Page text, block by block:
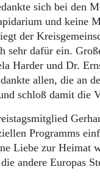
sich bei den
und keine
der
sehr dafür ein.
Harder und Dr.
allen, die an
schloß damit die
Programms
Liebe zur Heimat
andere Europas